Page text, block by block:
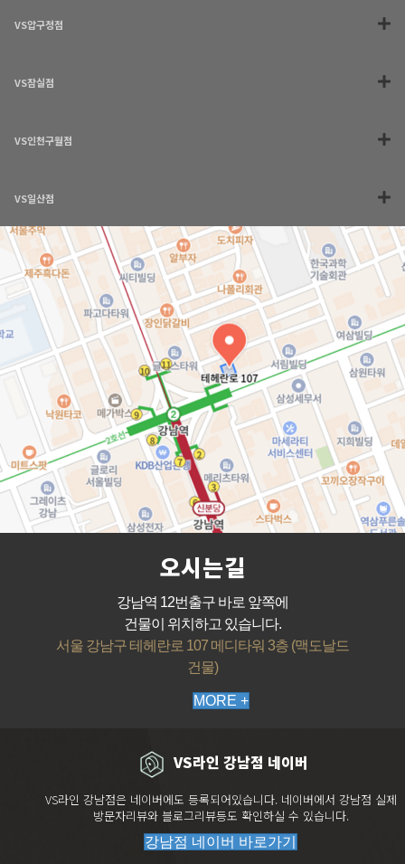
VS압구정점
VS잠실점
VS인천구월점
VS일산점
오시는길
강남역 12번출구 바로 앞쪽에
건물이 위치하고 있습니다.
서울 강남구 테헤란로 107 메디타워 3층 (맥도날드
건물)
MORE +
VS라인 강남점 네이버
VS라인 강남점은 네이버에도 등록되어있습니다. 네이버에서 강남점 실제
방문자리뷰와 블로그리뷰등도 확인하실 수 있습니다.
강남점 네이버 바로가기